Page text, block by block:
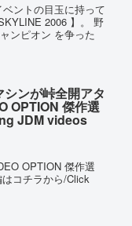
ントの目玉に持って
2006 】。 野
ンピオン を争った
ンが峠全開アタ
OPTION 傑作選
JDM videos
OPTION 傑作選
コチラから/Click